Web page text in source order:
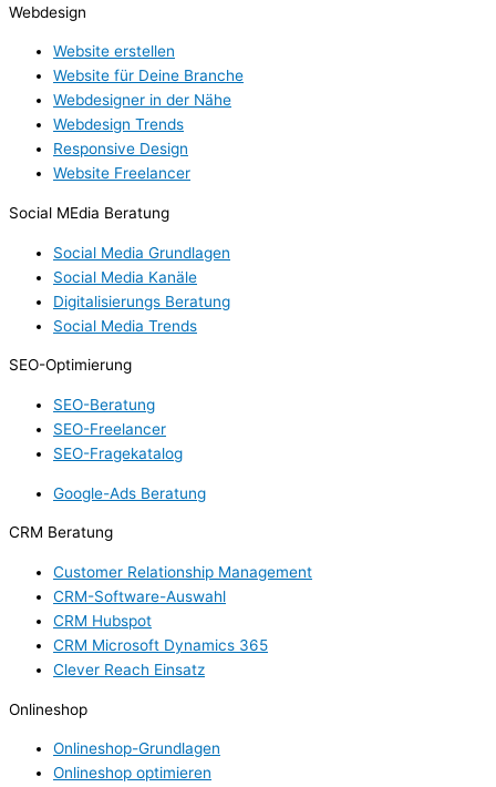
Webdesign
Website erstellen
Website für Deine Branche
Webdesigner in der Nähe
Webdesign Trends
Responsive Design
Website Freelancer
Social MEdia Beratung
Social Media Grundlagen
Social Media Kanäle
Digitalisierungs Beratung
Social Media Trends
SEO-Optimierung
SEO-Beratung
SEO-Freelancer
SEO-Fragekatalog
Google-Ads Beratung
CRM Beratung
Customer Relationship Management
CRM-Software-Auswahl
CRM Hubspot
CRM Microsoft Dynamics 365
Clever Reach Einsatz
Onlineshop
Onlineshop-Grundlagen
Onlineshop optimieren